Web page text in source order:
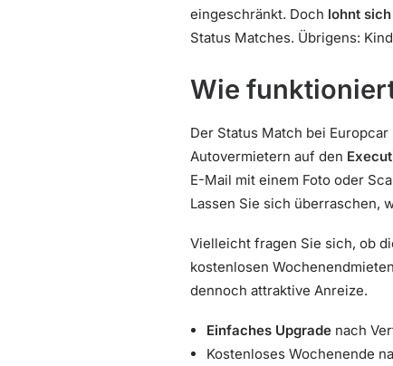
eingeschränkt. Doch lohnt
Status Matches. Übrigens:
Wie
Der Status Match bei
Autovermietern auf den
E-Mail mit einem Foto oder
Lassen Sie sich überraschen,
Vielleicht fragen Sie sich, ob
kostenlosen
dennoch attraktive Anreize.
Einfaches Upgrade nach
Kostenloses Wochenende